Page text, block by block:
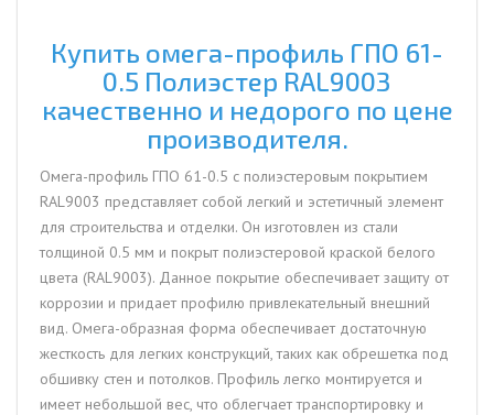
Купить омега-профиль ГПО 61-
0.5 Полиэстер RAL9003
качественно и недорого по цене
производителя.
Омега-профиль ГПО 61-0.5 с полиэстеровым покрытием
RAL9003 представляет собой легкий и эстетичный элемент
для строительства и отделки. Он изготовлен из стали
толщиной 0.5 мм и покрыт полиэстеровой краской белого
цвета (RAL9003). Данное покрытие обеспечивает защиту от
коррозии и придает профилю привлекательный внешний
вид. Омега-образная форма обеспечивает достаточную
жесткость для легких конструкций, таких как обрешетка под
обшивку стен и потолков. Профиль легко монтируется и
имеет небольшой вес, что облегчает транспортировку и